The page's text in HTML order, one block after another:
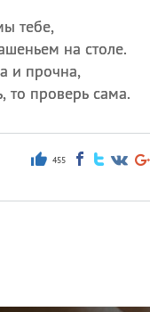
тебе,
на столе.
и прочна,
то проверь сама.
455